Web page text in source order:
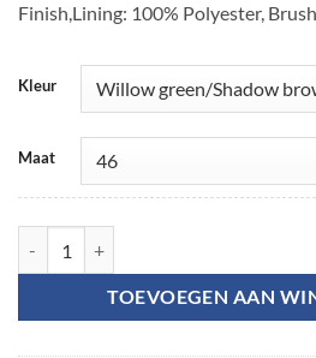
Finish,Lining: 100% Polyester,
Kleur
Maat
TOEVOEGEN AAN